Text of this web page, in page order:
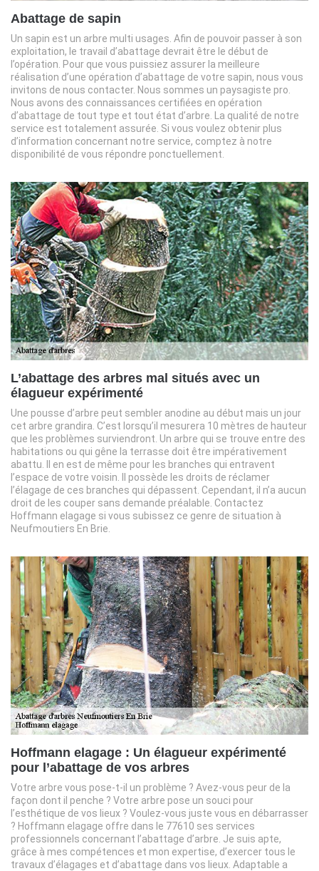
Abattage de sapin
Un sapin est un arbre multi usages. Afin de pouvoir passer à son
exploitation, le travail d’abattage devrait être le début de
l’opération. Pour que vous puissiez assurer la meilleure
réalisation d’une opération d’abattage de votre sapin, nous vous
invitons de nous contacter. Nous sommes un paysagiste pro.
Nous avons des connaissances certifiées en opération
d’abattage de tout type et tout état d’arbre. La qualité de notre
service est totalement assurée. Si vous voulez obtenir plus
d’information concernant notre service, comptez à notre
disponibilité de vous répondre ponctuellement.
L’abattage des arbres mal situés avec un
élagueur expérimenté
Une pousse d’arbre peut sembler anodine au début mais un jour
cet arbre grandira. C’est lorsqu’il mesurera 10 mètres de hauteur
que les problèmes surviendront. Un arbre qui se trouve entre des
habitations ou qui gêne la terrasse doit être impérativement
abattu. Il en est de même pour les branches qui entravent
l’espace de votre voisin. Il possède les droits de réclamer
l’élagage de ces branches qui dépassent. Cependant, il n’a aucun
droit de les couper sans demande préalable. Contactez
Hoffmann elagage si vous subissez ce genre de situation à
Neufmoutiers En Brie.
Hoffmann elagage : Un élagueur expérimenté
pour l’abattage de vos arbres
Votre arbre vous pose-t-il un problème ? Avez-vous peur de la
façon dont il penche ? Votre arbre pose un souci pour
l’esthétique de vos lieux ? Voulez-vous juste vous en débarrasser
? Hoffmann elagage offre dans le 77610 ses services
professionnels concernant l’abattage d’arbre. Je suis apte,
grâce à mes compétences et mon expertise, d’exercer tous le
travaux d’élagages et d’abattage dans vos lieux. Adaptable a